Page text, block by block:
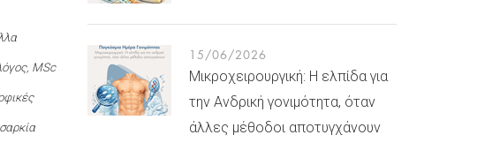
MSc
15/06/2026
Μικροχειρουργική: Η ελπίδα για
την Ανδρική γονιμότητα, όταν
άλλες μέθοδοι αποτυγχάνουν